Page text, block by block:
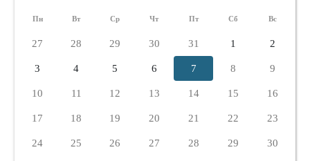
Пн Вт Ср Чт Пт Сб Вс
27 28 29 30 31 1 2
3 4 5 6 7 8 9
10 11 12 13 14 15 16
17 18 19 20 21 22 23
24 25 26 27 28 29 30